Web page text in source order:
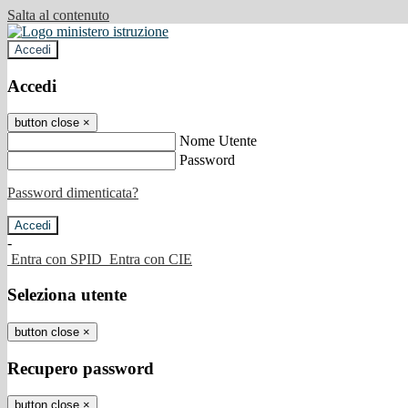
Salta al contenuto
Accedi
Accedi
button close ×
Nome Utente
Password
Password dimenticata?
-
Entra con SPID Entra con CIE
Seleziona utente
button close ×
Recupero password
button close ×